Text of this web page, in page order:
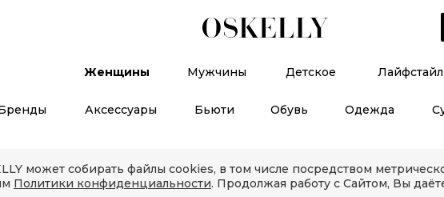
Женщины Мужчины Детское Лайфстайл
Аксессуары Бьюти Обувь Одежда
может собирать файлы cookies, в том числе посредством
Политики конфиденциальности. Продолжая работу с Сайтом, Вы